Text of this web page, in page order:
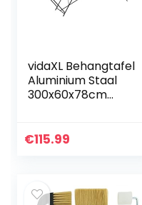
vidaXL Behangtafel
Aluminium Staal
300x60x78cm
Behangen
€115.99